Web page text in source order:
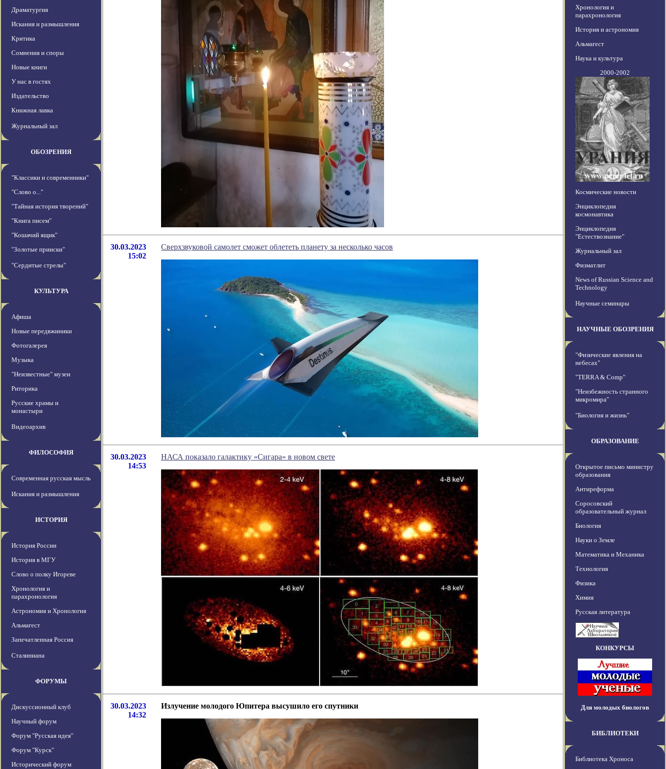
Драматургия
Искания и размышления
Критика
Сомнения и споры
Новые книги
У нас в гостях
Издательство
Книжная лавка
Журнальный зал
ОБОЗРЕНИЯ
"Классики и современники"
"Слово о..."
"Тайная история творений"
"Книга писем"
"Кошачий ящик"
"Золотые прииски"
"Сердитые стрелы"
КУЛЬТУРА
Афиша
Новые передвжиники
Фотогалерея
Музыка
"Неизвестные" музеи
Риторика
Русские храмы и
монастыри
Видеоархив
ФИЛОСОФИЯ
Современная русская мысль
Искания и размышления
ИСТОРИЯ
История России
История в МГУ
Слово о полку Игореве
Хронология и
парахронология
Астрономия и Хронология
Альмагест
Запечатленная Россия
Сталиниана
ФОРУМЫ
Дискуссионный клуб
Научный форум
Форум "Русская идея"
Форум "Курск"
Исторический форум
30.03.2023
15:02
Сверхзвуковой самолет сможет облететь планету за несколько часов
30.03.2023
14:53
НАСА показало галактику «Сигара» в новом свете
30.03.2023
14:32
Излучение молодого Юпитера высушило его спутники
Хронология и
парахронология
История и астрономия
Альмагест
Наука и культура
2000-2002
Космические новости
Энциклопедия
космонавтика
Энциклопедия
"Естествознание"
Журнальный зал
Физматлит
News of Russian Science and
Technology
Научные семинары
НАУЧНЫЕ ОБОЗРЕНИЯ
"Физические явления на
небесах"
"TERRA & Comp"
"Неизбежность странного
микромира"
"Биология и жизнь"
ОБРАЗОВАНИЕ
Открытое письмо министру
образования
Антиреформа
Соросовский
образовательный журнал
Биология
Науки о Земле
Математика и Механика
Технология
Физика
Химия
Русская литература
КОНКУРСЫ
Для молодых биологов
БИБЛИОТЕКИ
Библиотека Хроноса